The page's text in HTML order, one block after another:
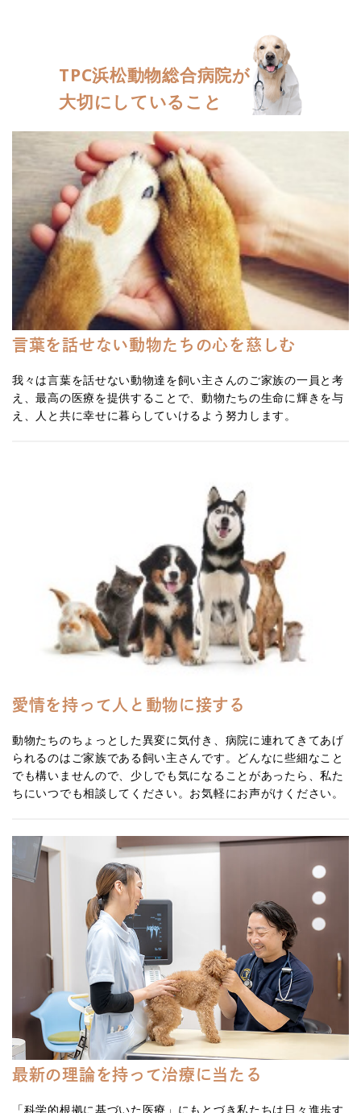
TPC浜松動物総合病院が
大切にしていること
言葉を話せない動物たちの心を慈しむ
我々は言葉を話せない動物達を飼い主さんのご家族の一員と考
え、最高の医療を提供することで、動物たちの生命に輝きを与
え、人と共に幸せに暮らしていけるよう努力します。
愛情を持って人と動物に接する
動物たちのちょっとした異変に気付き、病院に連れてきてあげ
られるのはご家族である飼い主さんです。どんなに些細なこと
でも構いませんので、少しでも気になることがあったら、私た
ちにいつでも相談してください。お気軽にお声がけください。
最新の理論を持って治療に当たる
「科学的根拠に基づいた医療」にもとづき私たちは日々進歩す